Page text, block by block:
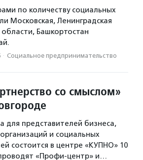
по количеству социальных
Московская, Ленинградская
Башкортостан
· Социальное предпри­нима­тель­ство
со смыслом»
для представителей бизнеса,
и социальных
состоится в центре «КУПНО» 10
проводят «Профи-центр» и…